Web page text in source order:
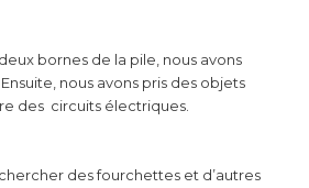
bornes de la pile, nous avons
nous avons pris des objets
des circuits électriques.
des fourchettes et d’autres